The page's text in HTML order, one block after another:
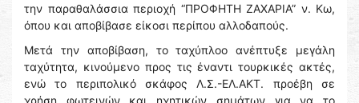
την παραθαλάσσια περιοχή “ΠΡΟΦΗΤΗ ΖΑΧΑΡΙΑ” ν. Κω,
όπου και αποβίβασε είκοσι περίπου αλλοδαπούς.
Μετά την αποβίβαση, το ταχύπλοο ανέπτυξε μεγάλη
ταχύτητα, κινούμενο προς τις έναντι τουρκικές ακτές,
ενώ το περιπολικό σκάφος Λ.Σ.-ΕΛ.ΑΚΤ. προέβη σε